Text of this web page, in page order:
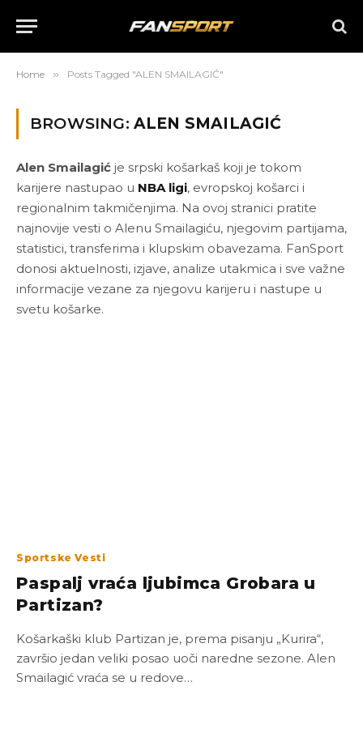
Home » Posts Tagged "ALEN SMAILAGIĆ"
BROWSING: ALEN SMAILAGIĆ
Alen Smailagić je srpski košarkaš koji je tokom
karijere nastupao u NBA ligi, evropskoj košarci i
regionalnim takmičenjima. Na ovoj stranici pratite
najnovije vesti o Alenu Smailagiću, njegovim partijama,
statistici, transferima i klupskim obavezama. FanSport
donosi aktuelnosti, izjave, analize utakmica i sve važne
informacije vezane za njegovu karijeru i nastupe u
svetu košarke.
Sportske Vesti
Paspalj vraća ljubimca Grobara u
Partizan?
Košarkaški klub Partizan je, prema pisanju „Kurira“,
završio jedan veliki posao uoči naredne sezone. Alen
Smailagić vraća se u redove…